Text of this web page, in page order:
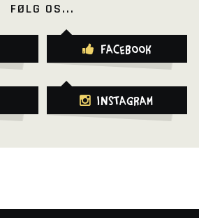
FØLG OS...
Facebook
Instagram